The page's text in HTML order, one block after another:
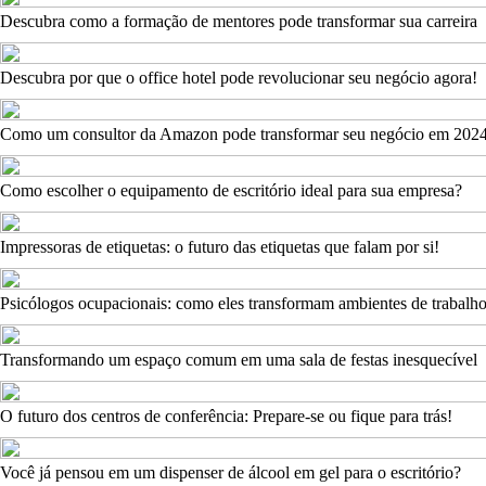
Descubra como a formação de mentores pode transformar sua carreira
Descubra por que o office hotel pode revolucionar seu negócio agora!
Como um consultor da Amazon pode transformar seu negócio em
Como escolher o equipamento de escritório ideal para sua empresa?
Impressoras de etiquetas: o futuro das etiquetas que falam por si!
Psicólogos ocupacionais: como eles transformam ambientes de
Transformando um espaço comum em uma sala de festas inesquecível
O futuro dos centros de conferência: Prepare-se ou fique para trás!
Você já pensou em um dispenser de álcool em gel para o escritório?